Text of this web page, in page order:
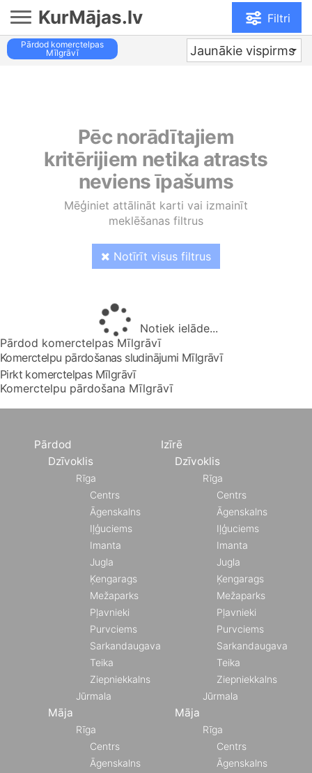
KurMājas.lv Filtri
Pārdod komerctelpas
Mīlgrāvī
Jaunākie vispirms
Pēc norādītajiem
kritērijiem netika atrasts
neviens īpašums
Mēģiniet attālināt karti vai izmainīt
meklēšanas filtrus
Notīrīt visus filtrus
Notiek ielāde...
Pārdod komerctelpas Mīlgrāvī
Komerctelpu pārdošanas sludinājumi Mīlgrāvī
Pirkt komerctelpas Mīlgrāvī
Komerctelpu pārdošana Mīlgrāvī
Pārdod
Dzīvoklis
Rīga
Centrs
Āgenskalns
Iļģuciems
Imanta
Jugla
Ķengarags
Mežaparks
Pļavnieki
Purvciems
Sarkandaugava
Teika
Ziepniekkalns
Jūrmala
Māja
Rīga
Centrs
Āgenskalns
Izīrē
Dzīvoklis
Rīga
Centrs
Āgenskalns
Iļģuciems
Imanta
Jugla
Ķengarags
Mežaparks
Pļavnieki
Purvciems
Sarkandaugava
Teika
Ziepniekkalns
Jūrmala
Māja
Rīga
Centrs
Āgenskalns